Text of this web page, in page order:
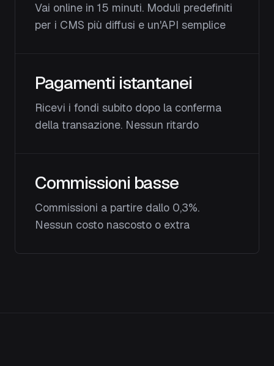
Vai online in 15 minuti. Moduli predefiniti
per i CMS più diffusi e un'API semplice
Pagamenti istantanei
Ricevi i fondi subito dopo la conferma
della transazione. Nessun ritardo
Commissioni basse
Commissioni a partire dallo 0,3%.
Nessun costo nascosto o extra